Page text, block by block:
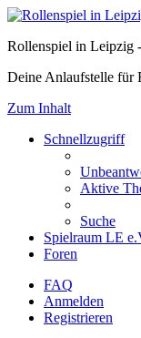
Rollenspiel in Leipzig
Deine Anlaufstelle für
Zum Inhalt
Schnellzugriff
Aktive
Suche
Spielraum LE
Foren
FAQ
Anmelden
Registrieren